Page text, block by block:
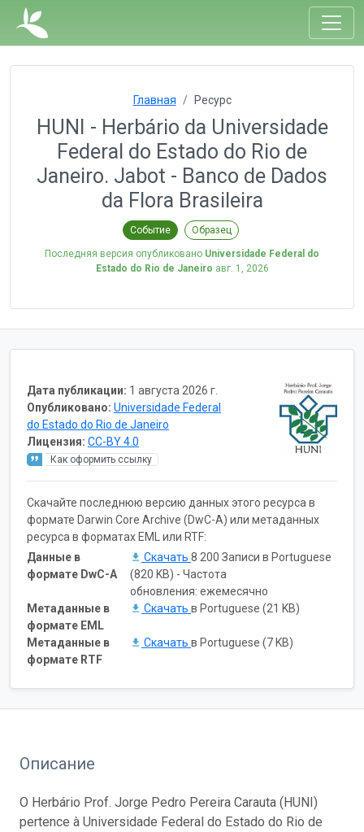
Главная Ресурс
HUNI - Herbário da Universidade
Federal do Estado do Rio de
Janeiro. Jabot - Banco de Dados
da Flora Brasileira
Событие Образец
Последняя версия опубликовано Universidade Federal do
Estado do Rio de Janeiro авг. 1, 2026
Дата публикации: 1 августа 2026 г.
Опубликовано: Universidade Federal
do Estado do Rio de Janeiro
Лицензия: CC-BY 4.0
Как оформить ссылку
Скачайте последнюю версию данных этого ресурса в
формате Darwin Core Archive (DwC-A) или метаданных
ресурса в форматах EML или RTF:
Данные в
формате DwC-A
Скачать 8 200 Записи в Portuguese
(820 KB) - Частота
обновления: ежемесячно
Метаданные в
формате EML
Скачать в Portuguese (21 KB)
Метаданные в
формате RTF
Скачать в Portuguese (7 KB)
Описание
O Herbário Prof. Jorge Pedro Pereira Carauta (HUNI)
pertence à Universidade Federal do Estado do Rio de